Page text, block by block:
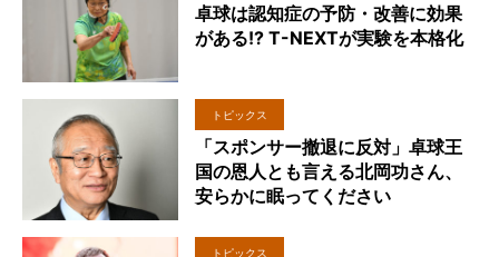
卓球は認知症の予防・改善に効果
がある!? T-NEXTが実験を本格化
トピックス
「スポンサー撤退に反対」卓球王
国の恩人とも言える北岡功さん、
安らかに眠ってください
トピックス